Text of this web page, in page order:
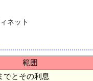
ネット
範囲
でとその利息